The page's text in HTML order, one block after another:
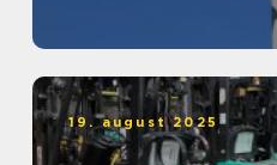
19. august 2025